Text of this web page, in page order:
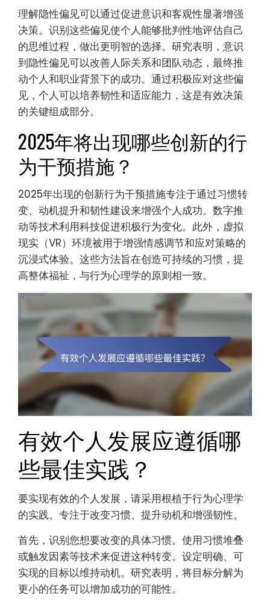
理解隐性偏见可以通过促进意识和客观性显著增强
决策。识别这些偏见使个人能够批判性地评估自己
的思维过程，做出更明智的选择。研究表明，意识
到隐性偏见可以改善人际关系和团队动态，最终推
动个人和职业背景下的成功。通过积极应对这些偏
见，个人可以培养韧性和适应能力，这是有效决策
的关键组成部分。
2025年将出现哪些创新的行
为干预措施？
2025年出现的创新行为干预措施专注于通过习惯转
变、动机提升和韧性建设来增强个人成功。数字推
动等技术利用科技促进积极行为变化。此外，虚拟
现实（VR）环境被用于增强情感调节和应对策略的
沉浸式体验。这些方法旨在创造可持续的习惯，提
高整体福祉，与行为心理学的原则相一致。
有效个人发展应遵循哪
些最佳实践？
要实现有效的个人发展，请采用根植于行为心理学
的实践。专注于改变习惯、提升动机和增强韧性。
首先，识别您想要改变的具体习惯。使用习惯堆叠
或触发因素等技术来促进这种转变。设定明确、可
实现的目标以维持动机。研究表明，将目标分解为
更小的任务可以增加成功的可能性。